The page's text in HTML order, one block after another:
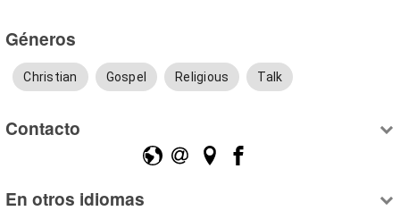
Géneros
Christian Gospel Religious Talk
Contacto
En otros idiomas